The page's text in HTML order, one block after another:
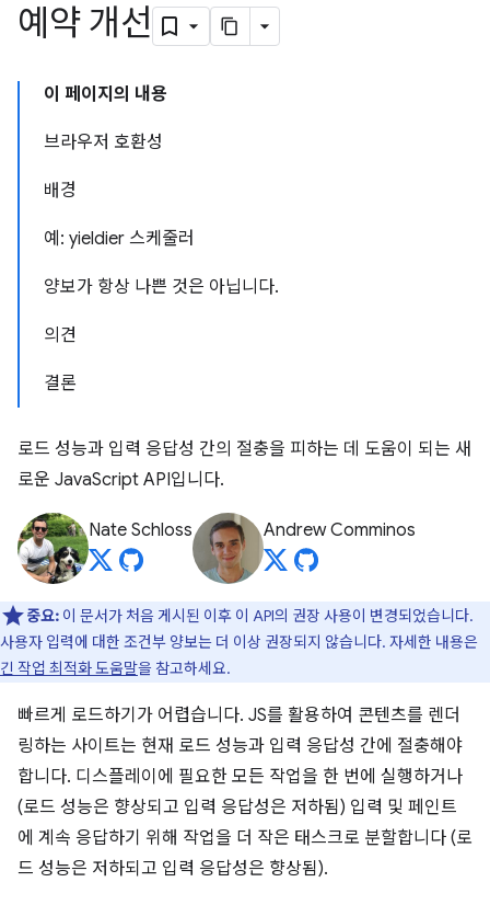
예약 개선
이 페이지의 내용
브라우저 호환성
배경
예: yieldier 스케줄러
양보가 항상 나쁜 것은 아닙니다.
의견
결론
로드 성능과 입력 응답성 간의 절충을 피하는 데 도움이 되는 새
로운 JavaScript API입니다.
Nate Schloss Andrew Comminos
중요: 이 문서가 처음 게시된 이후 이 API의 권장 사용이 변경되었습니다.
사용자 입력에 대한 조건부 양보는 더 이상 권장되지 않습니다. 자세한 내용은
긴 작업 최적화 도움말을 참고하세요.
빠르게 로드하기가 어렵습니다. JS를 활용하여 콘텐츠를 렌더
링하는 사이트는 현재 로드 성능과 입력 응답성 간에 절충해야
합니다. 디스플레이에 필요한 모든 작업을 한 번에 실행하거나
(로드 성능은 향상되고 입력 응답성은 저하됨) 입력 및 페인트
에 계속 응답하기 위해 작업을 더 작은 태스크로 분할합니다 (로
드 성능은 저하되고 입력 응답성은 향상됨).